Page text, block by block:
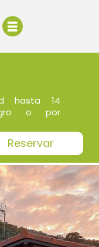
hasta 14
o por
Reservar